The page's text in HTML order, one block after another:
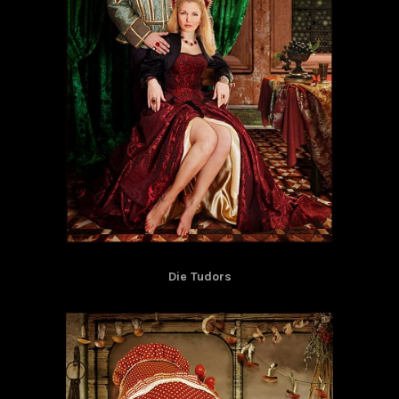
Die Tudors